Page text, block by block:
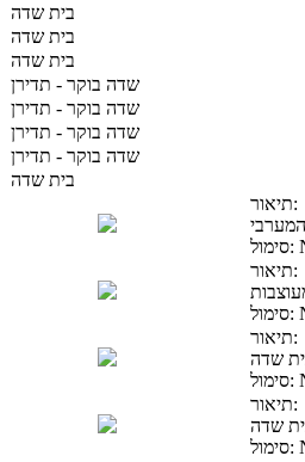
בית שדה
בית שדה
בית שדה
שדה בוקר - תדירן
שדה בוקר - תדירן
שדה בוקר - תדירן
שדה בוקר - תדירן
בית שדה
תיאור:
סימול:
תיאור:
סימול:
תיאור:
שדה
סימול:
תיאור:
שדה
סימול: